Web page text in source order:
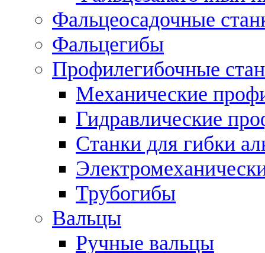
Фальцеосадочные
Фальцегибы
Профилегибочные
Механические
Гидравлические
Станки для гибки
Трубогибы
Вальцы
Ручные вальцы